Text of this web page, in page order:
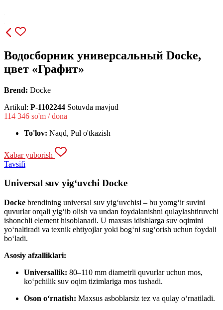
Водосборник универсальный Docke,
цвет «Графит»
Brend: Docke
Artikul: P-1102244 Sotuvda mavjud
114 346 so'm / dona
To'lov: Naqd, Pul o'tkazish
Xabar yuborish
Tavsifi
Universal suv yigʻuvchi Docke
Docke brendining universal suv yigʻuvchisi – bu yomgʻir suvini
quvurlar orqali yigʻib olish va undan foydalanishni qulaylashtiruvchi
ishonchli element hisoblanadi. U maxsus idishlarga suv oqimini
yoʻnaltiradi va texnik ehtiyojlar yoki bogʻni sugʻorish uchun foydali
boʻladi.
Asosiy afzalliklari:
Universallik: 80–110 mm diametrli quvurlar uchun mos,
koʻpchilik suv oqim tizimlariga mos tushadi.
Oson oʻrnatish: Maxsus asboblarsiz tez va qulay oʻrnatiladi.